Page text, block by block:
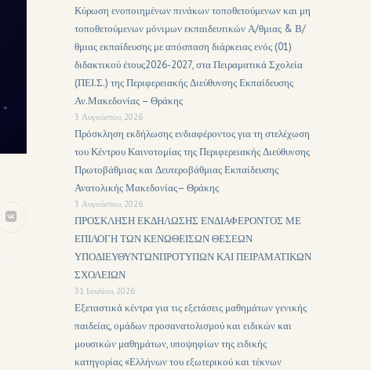
Κύρωση ενοποιημένων πινάκων τοποθετούμενων και μη
τοποθετούμενων μόνιμων εκπαιδευτικών Α/θμιας & Β/
θμιας εκπαίδευσης με απόσπαση διάρκειας ενός (01)
διδακτικού έτους2026-2027, στα Πειραματικά Σχολεία
(ΠΕΙ.Σ.) της Περιφερειακής Διεύθυνσης Εκπαίδευσης
Αν.Μακεδονίας – Θράκης
3 Αυγούστου, 2026
Πρόσκληση εκδήλωσης ενδιαφέροντος για τη στελέχωση
του Κέντρου Καινοτομίας της Περιφερειακής Διεύθυνσης
Πρωτοβάθμιας και Δευτεροβάθμιας Εκπαίδευσης
Ανατολικής Μακεδονίας– Θράκης
3 Αυγούστου, 2026
ΠΡΟΣΚΛΗΣΗ ΕΚΔΗΛΩΣΗΣ ΕΝΔΙΑΦΕΡΟΝΤΟΣ ΜΕ
ΕΠΙΛΟΓΗ ΤΩΝ ΚΕΝΩΘΕΙΣΩΝ ΘΕΣΕΩΝ
ΥΠΟΔΙΕΥΘΥΝΤΩΝΠΡΟΤΥΠΩΝ ΚΑΙ ΠΕΙΡΑΜΑΤΙΚΩΝ
ΣΧΟΛΕΙΩΝ
31 Ιουλίου, 2026
Εξεταστικά κέντρα για τις εξετάσεις μαθημάτων γενικής
παιδείας, ομάδων προσανατολισμού και ειδικών και
μουσικών μαθημάτων, υποψηφίων της ειδικής
κατηγορίας «Ελλήνων του εξωτερικού και τέκνων